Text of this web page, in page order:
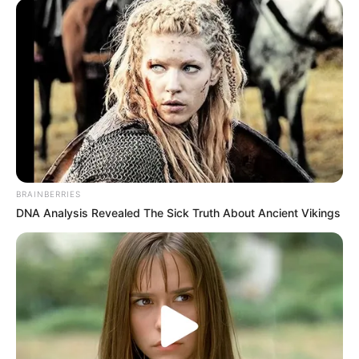
e a Sugestão 33 continua no mesmo ponto, praticamente sem sair
do lugar, enquanto tentam iludir as duas categorias com
argumentos vazios e sem nenhum ação prática. Essa proposta é
bastante debatida, apenas em período eleitoral. O objetivo fica
claro: tirar vantagens "eleitoreiras" dos ACS/ACE.
BRAINBERRIES
DNA Analysis Revealed The Sick Truth About Ancient Vikings